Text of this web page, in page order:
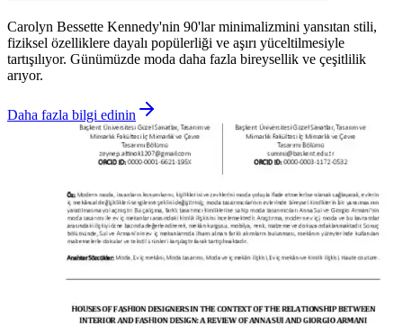
Carolyn Bessette Kennedy'nin 90'lar minimalizmini yansıtan stili,
fiziksel özelliklere dayalı popülerliği ve aşırı yüceltilmesiyle
tartışılıyor. Günümüzde moda daha fazla bireysellik ve çeşitlilik
arıyor.
Daha fazla bilgi edinin